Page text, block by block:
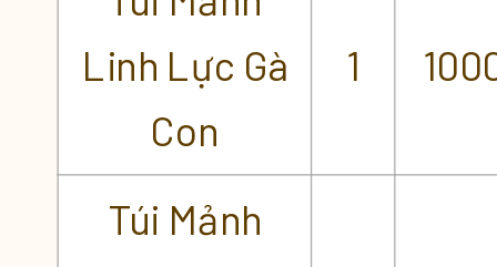
Linh Lực Gà
Con
1
Túi Mảnh